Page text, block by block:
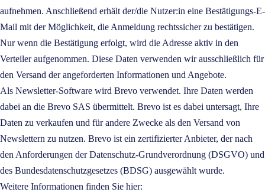
aufnehmen. Anschließend erhält der/die Nutzer:in eine Bestätigungs-E-
Mail mit der Möglichkeit, die Anmeldung rechtssicher zu bestätigen.
Nur wenn die Bestätigung erfolgt, wird die Adresse aktiv in den
Verteiler aufgenommen. Diese Daten verwenden wir ausschließlich für
den Versand der angeforderten Informationen und Angebote.
Als Newsletter-Software wird Brevo verwendet. Ihre Daten werden
dabei an die Brevo SAS übermittelt. Brevo ist es dabei untersagt, Ihre
Daten zu verkaufen und für andere Zwecke als den Versand von
Newslettern zu nutzen. Brevo ist ein zertifizierter Anbieter, der nach
den Anforderungen der Datenschutz-Grundverordnung (DSGVO) und
des Bundesdatenschutzgesetzes (BDSG) ausgewählt wurde.
Weitere Informationen finden Sie hier: